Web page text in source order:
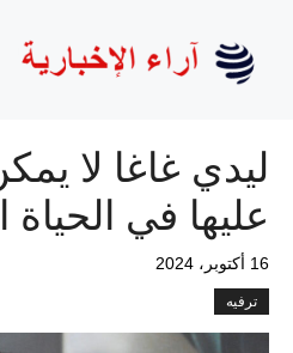
المحتوى
ليدي غاغا لا
عليها في الحياة
16 أكتوبر، 2024
ترفيه